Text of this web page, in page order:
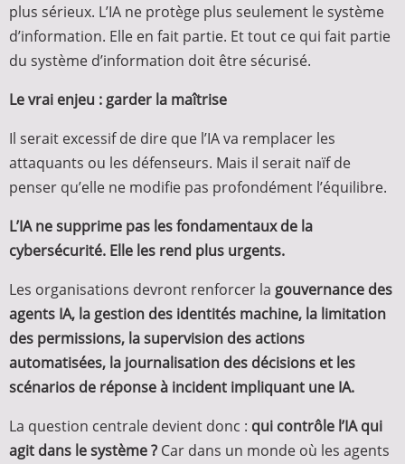
plus sérieux. L’IA ne protège plus seulement le système
d’information. Elle en fait partie. Et tout ce qui fait partie
du système d’information doit être sécurisé.
Le vrai enjeu : garder la maîtrise
Il serait excessif de dire que l’IA va remplacer les
attaquants ou les défenseurs. Mais il serait naïf de
penser qu’elle ne modifie pas profondément l’équilibre.
L’IA ne supprime pas les fondamentaux de la
cybersécurité. Elle les rend plus urgents.
Les organisations devront renforcer la gouvernance des
agents IA, la gestion des identités machine, la limitation
des permissions, la supervision des actions
automatisées, la journalisation des décisions et les
scénarios de réponse à incident impliquant une IA.
La question centrale devient donc : qui contrôle l’IA qui
agit dans le système ? Car dans un monde où les agents